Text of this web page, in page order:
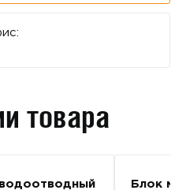
товара
Блок